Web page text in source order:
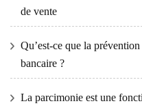
de vente
Qu’est-ce que la
bancaire ?
La parcimonie est une